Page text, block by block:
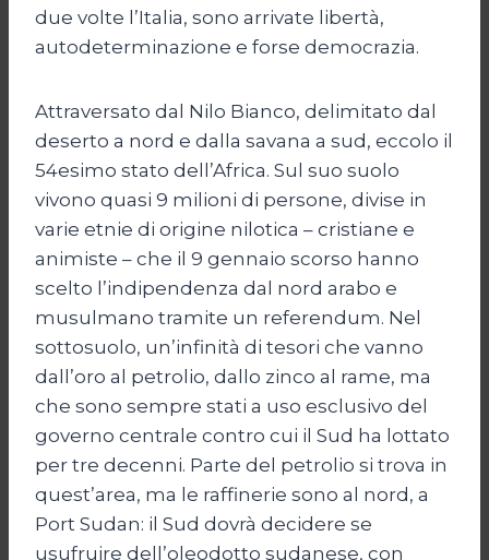
due volte l’Italia, sono arrivate libertà,
autodeterminazione e forse democrazia.
Attraversato dal Nilo Bianco, delimitato dal
deserto a nord e dalla savana a sud, eccolo il
54esimo stato dell’Africa. Sul suo suolo
vivono quasi 9 milioni di persone, divise in
varie etnie di origine nilotica – cristiane e
animiste – che il 9 gennaio scorso hanno
scelto l’indipendenza dal nord arabo e
musulmano tramite un referendum. Nel
sottosuolo, un’infinità di tesori che vanno
dall’oro al petrolio, dallo zinco al rame, ma
che sono sempre stati a uso esclusivo del
governo centrale contro cui il Sud ha lottato
per tre decenni. Parte del petrolio si trova in
quest’area, ma le raffinerie sono al nord, a
Port Sudan: il Sud dovrà decidere se
usufruire dell’oleodotto sudanese, con